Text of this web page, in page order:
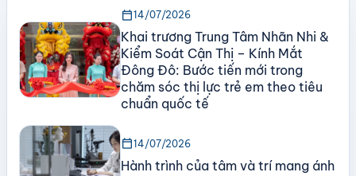
calendar_today14/07/2026
Khai trương Trung Tâm Nhãn Nhi &
Kiểm Soát Cận Thị – Kính Mắt
Đông Đô: Bước tiến mới trong
chăm sóc thị lực trẻ em theo tiêu
chuẩn quốc tế
calendar_today14/07/2026
Hành trình của tâm và trí mang ánh